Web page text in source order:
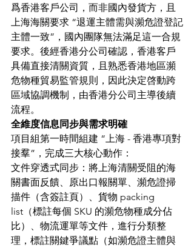
爲香港客戶公司，而非國內發貨方，且
上海海關要求 “退運主體需與瀕危證登記
主體一致”，國內團隊無法滿足這一合規
要求。後經香港分公司確認，香港客戶
具備直接清關資質，且熟悉香港地區瀕
危物種貿易監管規則，因此決定啓動跨
區域協調機制，由香港分公司主導後續
流程。
全維度信息同步與需求明確
項目組第一時間組建 “上海 - 香港專項對
接羣”，完成三大核心動作：
文件穿透式同步：將上海清關受阻的海
關書面反饋、原出口報關單、瀕危證掃
描件（含簽註頁）、貨物 packing
list（標註每個 SKU 的瀕危物種成分佔
比）、物流運單等文件，進行分類整
理，標註關鍵爭議點（如瀕危證主體與